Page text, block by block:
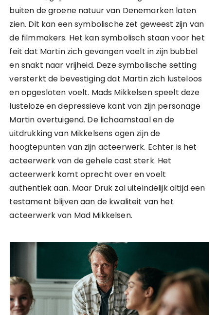
buiten de groene natuur van Denemarken laten
zien. Dit kan een symbolische zet geweest zijn van
de filmmakers. Het kan symbolisch staan voor het
feit dat Martin zich gevangen voelt in zijn bubbel
en snakt naar vrijheid. Deze symbolische setting
versterkt de bevestiging dat Martin zich lusteloos
en opgesloten voelt. Mads Mikkelsen speelt deze
lusteloze en depressieve kant van zijn personage
Martin overtuigend. De lichaamstaal en de
uitdrukking van Mikkelsens ogen zijn de
hoogtepunten van zijn acteerwerk. Echter is het
acteerwerk van de gehele cast sterk. Het
acteerwerk komt oprecht over en voelt
authentiek aan. Maar Druk zal uiteindelijk altijd een
testament blijven aan de kwaliteit van het
acteerwerk van Mad Mikkelsen.